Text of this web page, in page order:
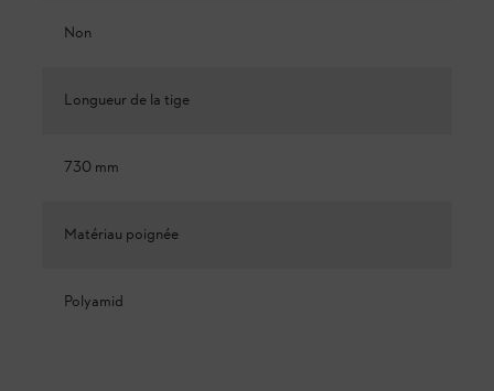
Non
Longueur de la tige
730 mm
Matériau poignée
Polyamid